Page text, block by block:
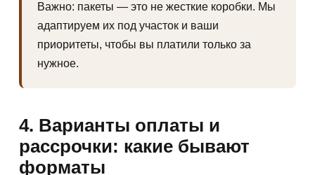
Важно: пакеты — это не жесткие коробки. Мы
адаптируем их под участок и ваши
приоритеты, чтобы вы платили только за
нужное.
4. Варианты оплаты и
рассрочки: какие бывают
форматы